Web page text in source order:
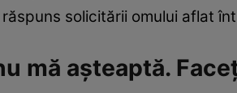
răspuns solicitării omului aflat
mă așteaptă.